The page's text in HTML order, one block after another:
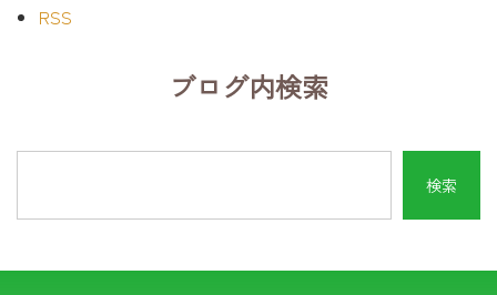
RSS
ブログ内検索